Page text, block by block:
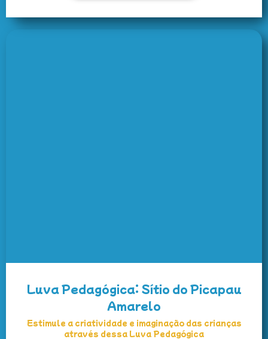
Luva Pedagógica: Sítio do Picapau
Amarelo
Estimule a criatividade e imaginação das crianças
através dessa Luva Pedagógica